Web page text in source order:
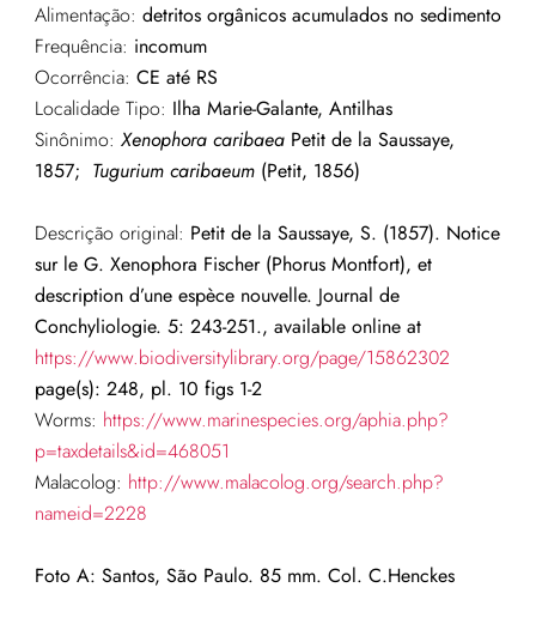
Alimentação: detritos orgânicos acumulados no sedimento
Frequência: incomum
Ocorrência: CE até RS
Localidade Tipo: Ilha Marie-Galante, Antilhas
Sinônimo: Xenophora caribaeaPetit de la Saussaye,
1857; Tugurium caribaeum(Petit, 1856)
Descrição original: Petit de la Saussaye, S. (1857). Notice
sur le G. Xenophora Fischer (Phorus Montfort), et
description d’une espèce nouvelle. Journal de
Conchyliologie. 5: 243-251., available online at
https://www.biodiversitylibrary.org/page/15862302
page(s): 248, pl. 10 figs 1-2
Worms: https://www.marinespecies.org/aphia.php?
p=taxdetails&id=468051
Malacolog: http://www.malacolog.org/search.php?
nameid=2228
Foto A: Santos, São Paulo. 85 mm. Col. C.Henckes